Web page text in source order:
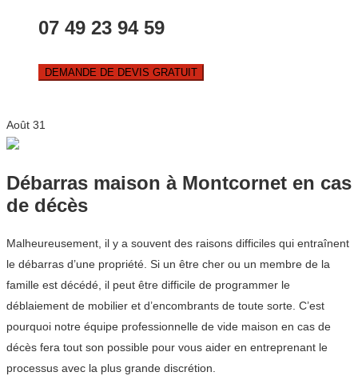
07 49 23 94 59
DEMANDE DE DEVIS GRATUIT
Août 31
Débarras maison à Montcornet en cas
de décès
Malheureusement, il y a souvent des raisons difficiles qui entraînent
le débarras d’une propriété. Si un être cher ou un membre de la
famille est décédé, il peut être difficile de programmer le
déblaiement de mobilier et d’encombrants de toute sorte. C’est
pourquoi notre équipe professionnelle de vide maison en cas de
décès fera tout son possible pour vous aider en entreprenant le
processus avec la plus grande discrétion.